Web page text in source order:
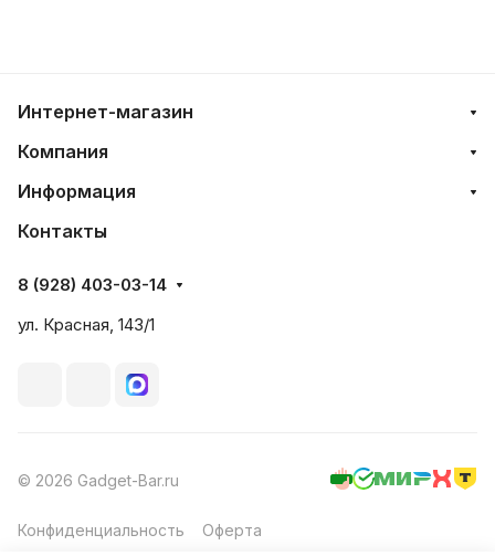
Интернет-магазин
Компания
Информация
Контакты
8 (928) 403-03-14
ул. Красная, 143/1
© 2026 Gadget-Bar.ru
Конфиденциальность Оферта